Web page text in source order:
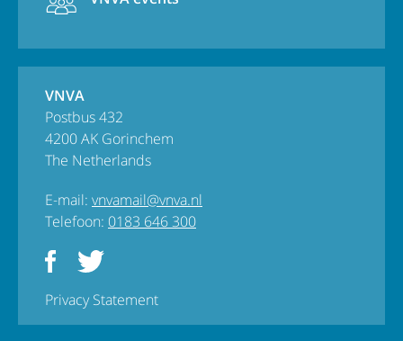
VNVA
Postbus 432
4200 AK Gorinchem
The Netherlands
E-mail: vnvamail@vnva.nl
Telefoon: 0183 646 300
Privacy Statement